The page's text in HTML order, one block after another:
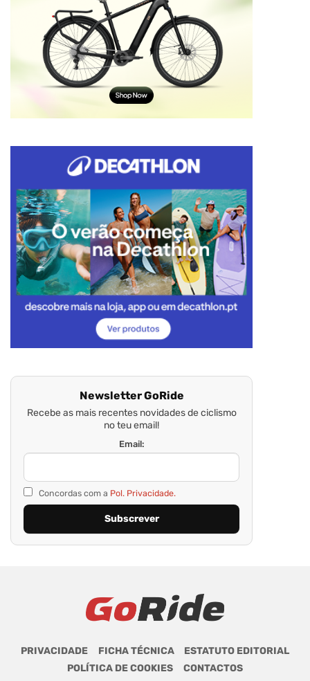
Newsletter GoRide
Recebe as mais recentes novidades de ciclismo
no teu email!
Email:
Concordas com a Pol. Privacidade.
PRIVACIDADE FICHA TÉCNICA
ESTATUTO EDITORIAL
POLÍTICA DE COOKIES
CONTACTOS